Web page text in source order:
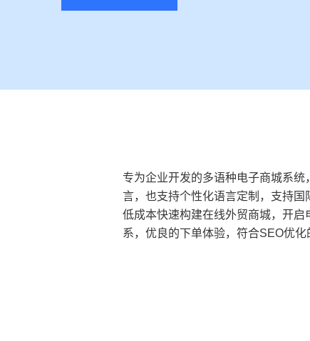
专为企业开发的多语种电子商城系
言，也支持个性化语言定制，支持
低成本快速构建在线外贸商城，开
系，优良的下单体验，符合SEO优化